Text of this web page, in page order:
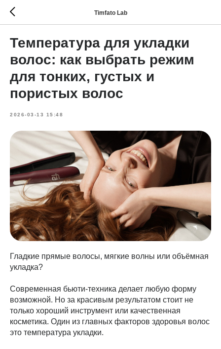
Timfato Lab
Температура для укладки
волос: как выбрать режим
для тонких, густых и
пористых волос
2026-03-13 15:48
Гладкие прямые волосы, мягкие волны или объёмная
укладка?
Современная бьюти-техника делает любую форму
возможной. Но за красивым результатом стоит не
только хороший инструмент или качественная
косметика. Один из главных факторов здоровья волос
это температура укладки.